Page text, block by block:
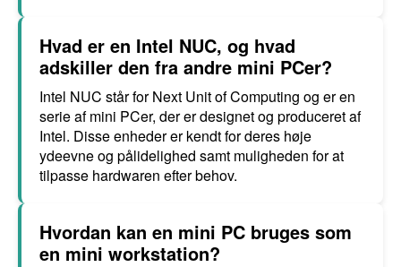
Hvad er en Intel NUC, og hvad
adskiller den fra andre mini PCer?
Intel NUC står for Next Unit of Computing og er en
serie af mini PCer, der er designet og produceret af
Intel. Disse enheder er kendt for deres høje
ydeevne og pålidelighed samt muligheden for at
tilpasse hardwaren efter behov.
Hvordan kan en mini PC bruges som
en mini workstation?